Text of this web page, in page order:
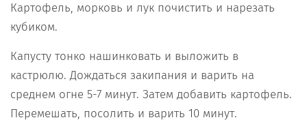
Картофель, морковь и лук почистить и нарезать
кубиком.
Капусту тонко нашинковать и выложить в
кастрюлю. Дождаться закипания и варить на
среднем огне 5-7 минут. Затем добавить картофель.
Перемешать, посолить и варить 10 минут.